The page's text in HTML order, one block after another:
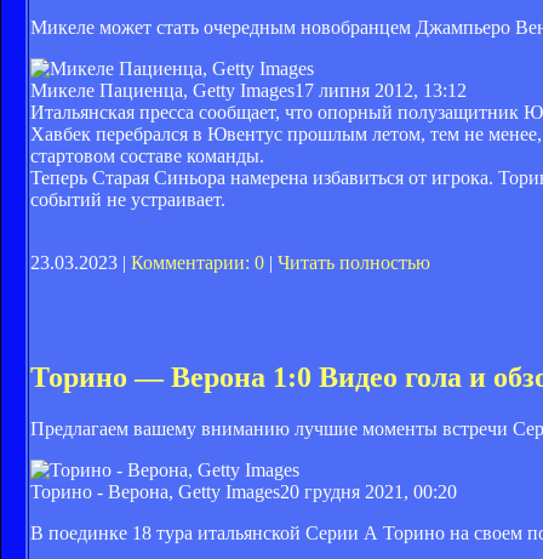
Микеле может стать очередным новобранцем Джампьеро
Микеле Пациенца, Getty Images17 липня 2012, 13:12
Итальянская пресса сообщает, что опорный
Хавбек перебрался в Ювентус прошлым летом, тем не
стартовом составе команды.
Теперь Старая Синьора намерена избавиться от игрока.
событий не устраивает.
23.03.2023 | Комментарии: 0 | Читать полностью
Торино — Верона 1:0 Видео гола и
Предлагаем вашему вниманию лучшие моменты встречи
Торино - Верона, Getty Images20 грудня 2021, 00:20
В поединке 18 тура итальянской Серии А Торино на своем